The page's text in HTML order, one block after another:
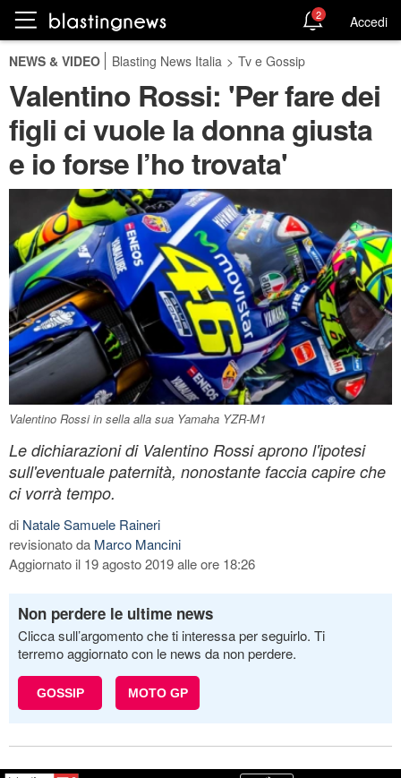
2 Accedi
NEWS & VIDEO Blasting News Italia > Tv e Gossip
Valentino Rossi: 'Per fare dei
figli ci vuole la donna giusta
e io forse l’ho trovata'
Valentino Rossi in sella alla sua Yamaha YZR-M1
Le dichiarazioni di Valentino Rossi aprono l'ipotesi
sull'eventuale paternità, nonostante faccia capire che
ci vorrà tempo.
di Natale Samuele Raineri
revisionato da Marco Mancini
Aggiornato il 19 agosto 2019 alle ore 18:26
Non perdere le ultime news
Clicca sull’argomento che ti interessa per seguirlo. Ti
terremo aggiornato con le news da non perdere.
GOSSIP MOTO GP